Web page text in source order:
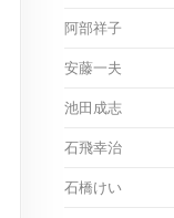
阿部祥子
安藤一夫
池田成志
石飛幸治
石橋けい